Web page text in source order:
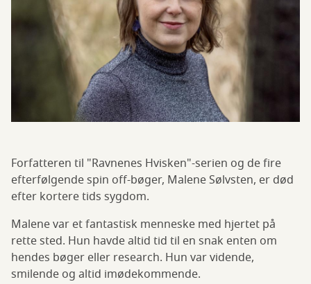
Forfatteren til "Ravnenes Hvisken"-serien og de fire
efterfølgende spin off-bøger, Malene Sølvsten, er død
efter kortere tids sygdom.
Malene var et fantastisk menneske med hjertet på
rette sted. Hun havde altid tid til en snak enten om
hendes bøger eller research. Hun var vidende,
smilende og altid imødekommende.